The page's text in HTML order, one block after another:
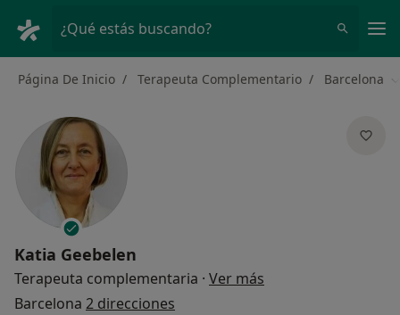
¿Qué estás buscando?
Página De Inicio Terapeuta Complementario Barcelona
Katia Geebelen
Terapeuta complementaria · Ver más
Barcelona 2 direcciones